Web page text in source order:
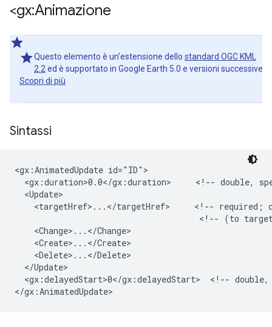
<gx:Animazione
Questo elemento è un'estensione dello standard OGC KML
2.2 ed è supportato in Google Earth 5.0 e versioni successive.
Scopri di più
Sintassi
<gx:AnimatedUpdate id="ID">
<gx:duration>0.0</gx:duration>     <!-- double,
  <Update>
<targetHref>...</targetHref>     <!-- required;
<!-- (to
    <Change>...</Change>
    <Create>...</Create>
    <Delete>...</Delete>
  </Update>
<gx:delayedStart>0</gx:delayedStart>  <!--
</gx:AnimatedUpdate>